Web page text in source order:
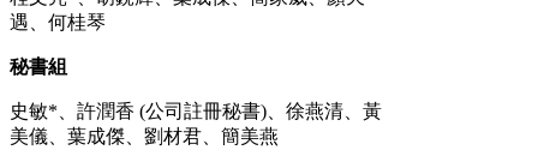
遇、何桂琴
秘書組
史敏*、許潤香 (公司註冊秘書)、徐燕清、黃
美儀、葉成傑、劉材君、簡美燕